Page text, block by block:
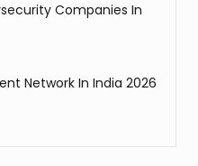
Companies In
Network In India 2026